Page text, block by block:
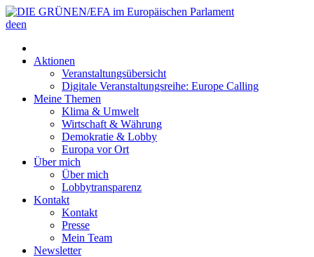
deen
Aktionen
Veranstaltungsübersicht
Digitale Veranstaltungsreihe: Europe Calling
Meine Themen
Klima & Umwelt
Wirtschaft & Währung
Demokratie & Lobby
Europa vor Ort
Über mich
Über mich
Lobbytransparenz
Kontakt
Kontakt
Presse
Mein Team
Newsletter